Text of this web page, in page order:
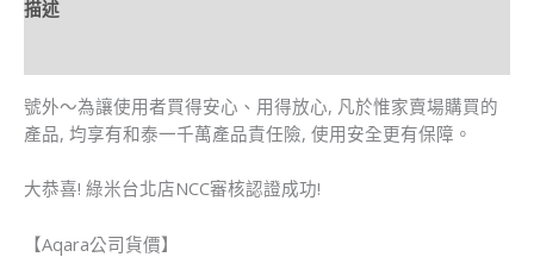
描述
號外～為讓使用者買得安心、用得放心, 凡於惟家賣場購買的
產品, 均享有和泰一千萬產品責任險, 使用安全更有保障。
大恭喜! 綠米台北店NCC審核認證成功!
【Aqara公司貨價】